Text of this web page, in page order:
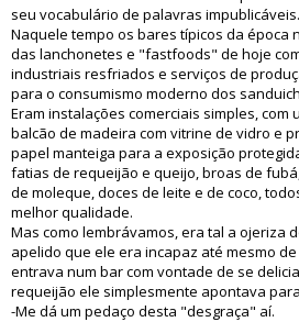
seu vocabulário de palavras impublicáveis.
Naquele tempo os bares típicos da época
das lanchonetes e "fastfoods" de hoje
industriais resfriados e serviços de
para o consumismo moderno dos
Eram instalações comerciais simples, com
balcão de madeira com vitrine de vidro e
papel manteiga para a exposição
fatias de requeijão e queijo, broas de
de moleque, doces de leite e de coco,
melhor qualidade.
Mas como lembrávamos, era tal a ojeriza
apelido que ele era incapaz até mesmo
entrava num bar com vontade de se
requeijão ele simplesmente apontava
-Me dá um pedaço desta "desgraça" aí.